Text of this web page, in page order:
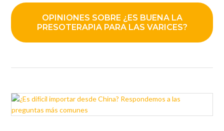
OPINIONES SOBRE ¿ES BUENA LA
PRESOTERAPIA PARA LAS VARICES?